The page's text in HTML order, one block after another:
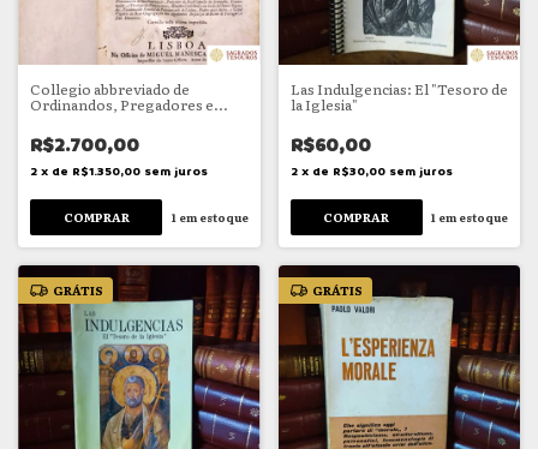
Collegio abbreviado de
Ordinandos, Pregadores e
Confessores
R$2.700,00
2 x de R$1.350,00 sem juros
1em estoque
Las Indulgencias: El "Tesoro de
la Iglesia"
R$60,00
2 x de R$30,00 sem juros
1 em estoque
GRÁTIS GRÁTIS